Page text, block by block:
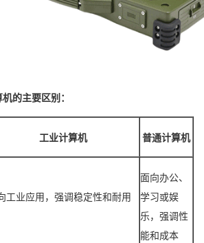
的主要区别：
工业计算机 普通计算机
工业应用，强调稳定性和耐用
面向办公、
学习或娱
乐，强调性
能和成本